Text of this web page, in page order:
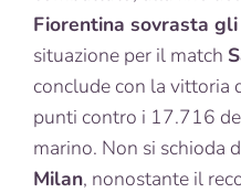
Fiorentina sovrasta
situazione per il match
conclude con la vittoria
punti contro i 17.716
marino. Non si schioda
Milan, nonostante il